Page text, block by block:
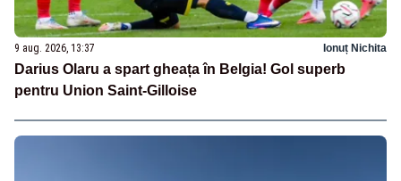
9 aug. 2026, 13:37 Ionuț Nichita
Darius Olaru a spart gheața în Belgia! Gol superb
pentru Union Saint-Gilloise